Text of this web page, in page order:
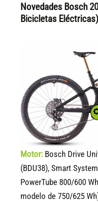
Novedades Bosch
Bicicletas
Motor: Bosch Drive
(BDU38), Smart
PowerTube 800/600
modelo de 750/625